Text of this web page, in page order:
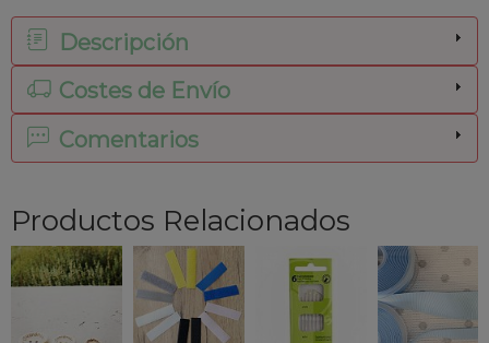
Descripción
Costes de Envío
Comentarios
Productos Relacionados